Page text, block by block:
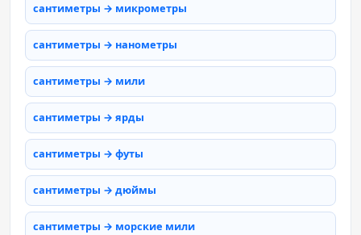
сантиметры → микрометры
сантиметры → нанометры
сантиметры → мили
сантиметры → ярды
сантиметры → футы
сантиметры → дюймы
сантиметры → морские мили